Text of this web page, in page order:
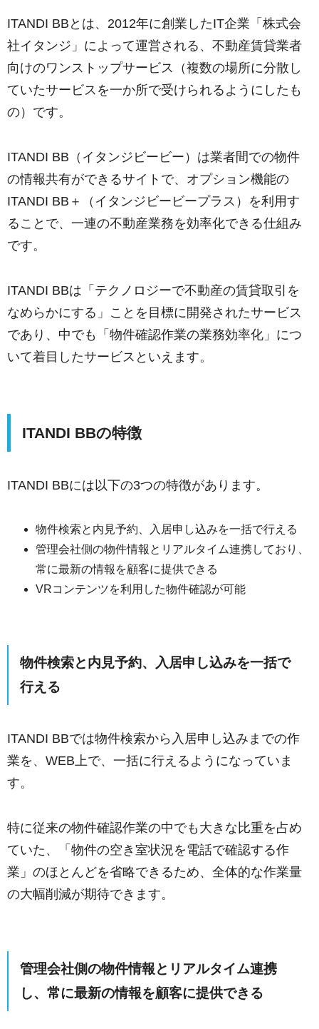
ITANDI BBとは、2012年に創業したIT企業「株式会
社イタンジ」によって運営される、不動産賃貸業者
向けのワンストップサービス（複数の場所に分散し
ていたサービスを一か所で受けられるようにしたも
の）です。
ITANDI BB（イタンジビービー）は業者間での物件
の情報共有ができるサイトで、オプション機能の
ITANDI BB＋（イタンジビービープラス）を利用す
ることで、一連の不動産業務を効率化できる仕組み
です。
ITANDI BBは「テクノロジーで不動産の賃貸取引を
なめらかにする」ことを目標に開発されたサービス
であり、中でも「物件確認作業の業務効率化」につ
いて着目したサービスといえます。
ITANDI BBの特徴
ITANDI BBには以下の3つの特徴があります。
物件検索と内見予約、入居申し込みを一括で行える
管理会社側の物件情報とリアルタイム連携しており、
常に最新の情報を顧客に提供できる
VRコンテンツを利用した物件確認が可能
物件検索と内見予約、入居申し込みを一括で
行える
ITANDI BBでは物件検索から入居申し込みまでの作
業を、WEB上で、一括に行えるようになっていま
す。
特に従来の物件確認作業の中でも大きな比重を占め
ていた、「物件の空き室状況を電話で確認する作
業」のほとんどを省略できるため、全体的な作業量
の大幅削減が期待できます。
管理会社側の物件情報とリアルタイム連携
し、常に最新の情報を顧客に提供できる